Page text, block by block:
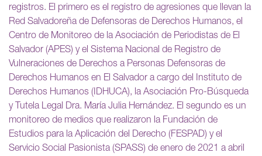
registros. El primero es el registro de agresiones que llevan la
Red Salvadoreña de Defensoras de Derechos Humanos, el
Centro de Monitoreo de la Asociación de Periodistas de El
Salvador (APES) y el Sistema Nacional de Registro de
Vulneraciones de Derechos a Personas Defensoras de
Derechos Humanos en El Salvador a cargo del Instituto de
Derechos Humanos (IDHUCA), la Asociación Pro-Búsqueda
y Tutela Legal Dra. María Julia Hernández. El segundo es un
monitoreo de medios que realizaron la Fundación de
Estudios para la Aplicación del Derecho (FESPAD) y el
Servicio Social Pasionista (SPASS) de enero de 2021 a abril